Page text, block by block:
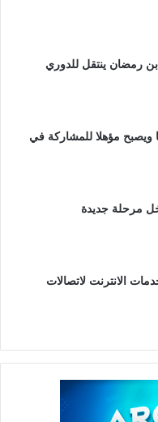
رمضان ينتقل للدوري
يغلق 18 ملفا ويصبح مؤهلا للمشاركة في
مرحلة جديدة
الانترنت لاتصالات